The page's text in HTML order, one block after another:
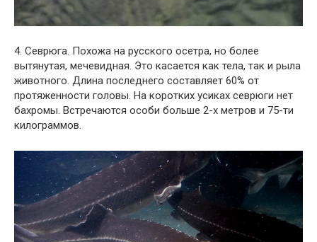
4. Севрюга. Похожа на русского осетра, но более
вытянутая, мечевидная. Это касается как тела, так и рыла
животного. Длина последнего составляет 60% от
протяженности головы. На коротких усиках севрюги нет
бахромы. Встречаются особи больше 2-х метров и 75-ти
килограммов.